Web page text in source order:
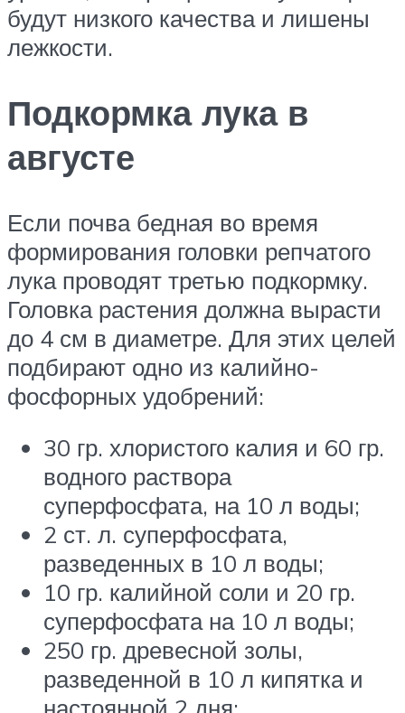
будут низкого качества и лишены
лежкости.
Подкормка лука в
августе
Если почва бедная во время
формирования головки репчатого
лука проводят третью подкормку.
Головка растения должна вырасти
до 4 см в диаметре. Для этих целей
подбирают одно из калийно-
фосфорных удобрений:
30 гр. хлористого калия и 60 гр.
водного раствора
суперфосфата, на 10 л воды;
2 ст. л. суперфосфата,
разведенных в 10 л воды;
10 гр. калийной соли и 20 гр.
суперфосфата на 10 л воды;
250 гр. древесной золы,
разведенной в 10 л кипятка и